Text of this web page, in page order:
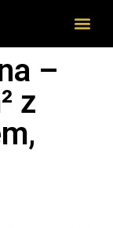
–
z